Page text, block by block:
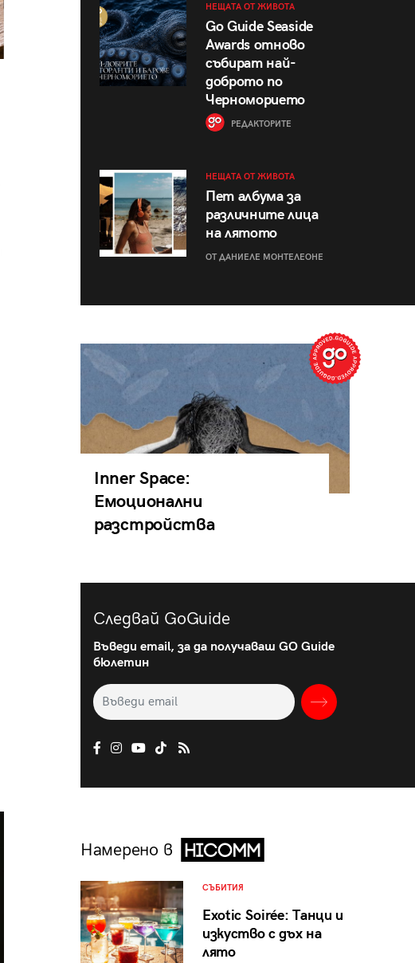
НЕЩАТА ОТ ЖИВОТА
Go Guide Seaside
Awards отново
събират най-
доброто по
Черноморието
РЕДАКТОРИТЕ
НЕЩАТА ОТ ЖИВОТА
Пет албума за
различните лица
на лятото
ОТ ДАНИЕЛЕ МОНТЕЛЕОНЕ
Inner Space:
Емоционални
разстройства
Следвай GoGuide
Въведи email, за да получаваш GO Guide
бюлетин
Намерено в
СЪБИТИЯ
Exotic Soirée: Танци и
изкуство с дъх на
лято